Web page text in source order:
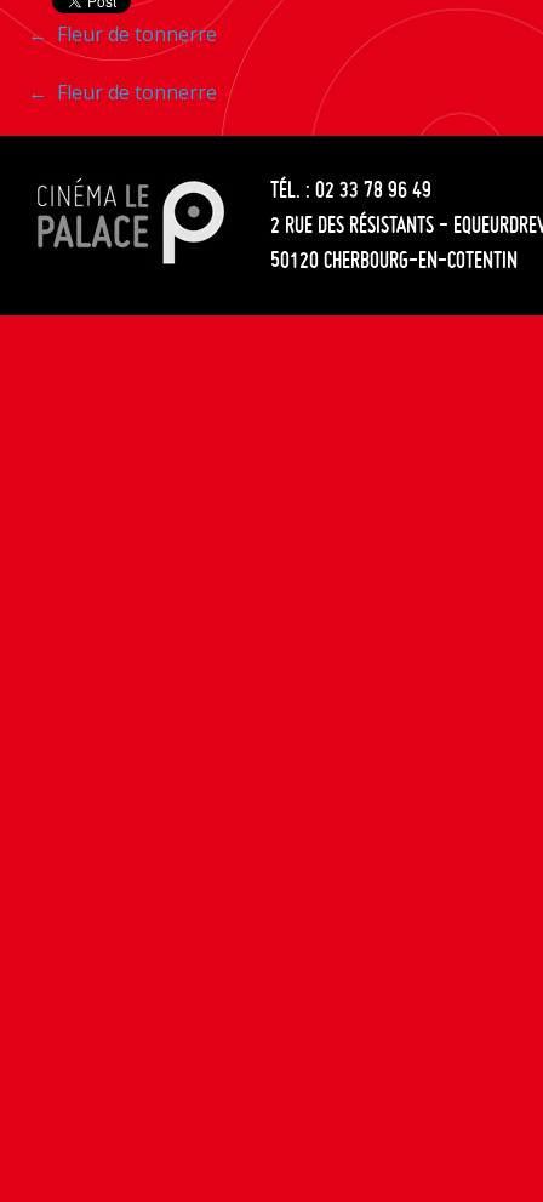
Navigation
entre
les
articles
← Fleur de tonnerre
Navigation
entre
les
articles
← Fleur de tonnerre
TÉL. : 02 33 78 96 49
2 RUE DES RÉSISTANTS -
50120 CHERBOURG-EN-COTENTIN